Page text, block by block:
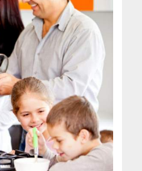
2016
2016
2016
2016
2016
2015
2015
2015
2015
2015